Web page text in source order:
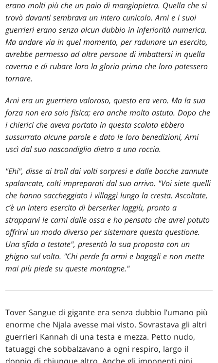
erano molti più che un paio di mangiapietra. Quella che si
trovò davanti sembrava un intero cunicolo. Arni e i suoi
guerrieri erano senza alcun dubbio in inferiorità numerica.
Ma andare via in quel momento, per radunare un esercito,
avrebbe permesso ad altre persone di imbattersi in quella
caverna e di rubare loro la gloria prima che loro potessero
tornare.
Arni era un guerriero valoroso, questo era vero. Ma la sua
forza non era solo fisica; era anche molto astuto. Dopo che
i chierici che aveva portato in questa scalata ebbero
sussurrato alcune parole e dato le loro benedizioni, Arni
uscì dal suo nascondiglio dietro a una roccia.
"Ehi", disse ai troll dai volti sorpresi e dalle bocche zannute
spalancate, colti impreparati dal suo arrivo. "Voi siete quelli
che hanno saccheggiato i villaggi lungo la cresta. Ascoltate,
c’è un intero esercito di berserker laggiù, pronto a
strapparvi le carni dalle ossa e ho pensato che avrei potuto
offrirvi un modo diverso per sistemare questa questione.
Una sfida a testate", presentò la sua proposta con un
ghigno sul volto. "Chi perde fa armi e bagagli e non mette
mai più piede su queste montagne."
Tover Sangue di gigante era senza dubbio l’umano più
enorme che Njala avesse mai visto. Sovrastava gli altri
guerrieri Kannah di una testa e mezza. Petto nudo,
tatuaggi che sobbalzavano a ogni respiro, largo il